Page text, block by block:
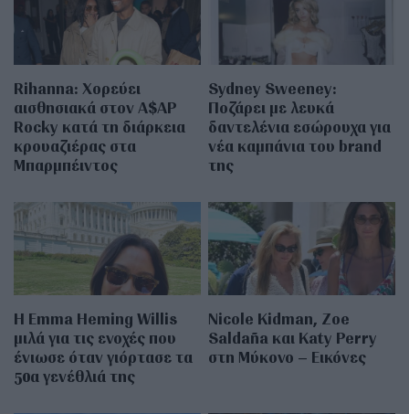
Rihanna: Χορεύει
αισθησιακά στον A$AP
Rocky κατά τη διάρκεια
κρουαζιέρας στα
Μπαρμπέιντος
Sydney Sweeney:
Ποζάρει με λευκά
δαντελένια εσώρουχα για
νέα καμπάνια του brand
της
H Emma Heming Willis
μιλά για τις ενοχές που
ένιωσε όταν γιόρτασε τα
50α γενέθλιά της
Nicole Kidman, Zoe
Saldaña και Katy Perry
στη Μύκονο – Εικόνες